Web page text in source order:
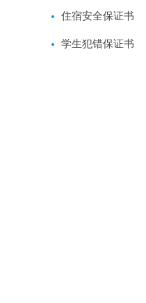
住宿安全保证书
学生犯错保证书